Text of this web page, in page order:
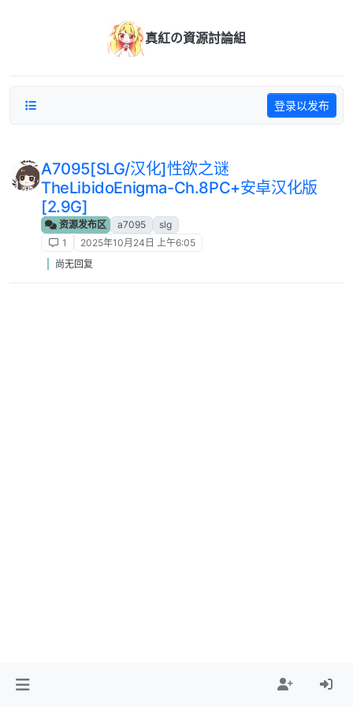
真紅の資源討論組
登录以发布
A7095[SLG/汉化]性欲之谜
TheLibidoEnigma-Ch.8PC+安卓汉化版
[2.9G]
资源发布区 a7095
slg
1
2025年10月24日 上午6:05
尚无回复